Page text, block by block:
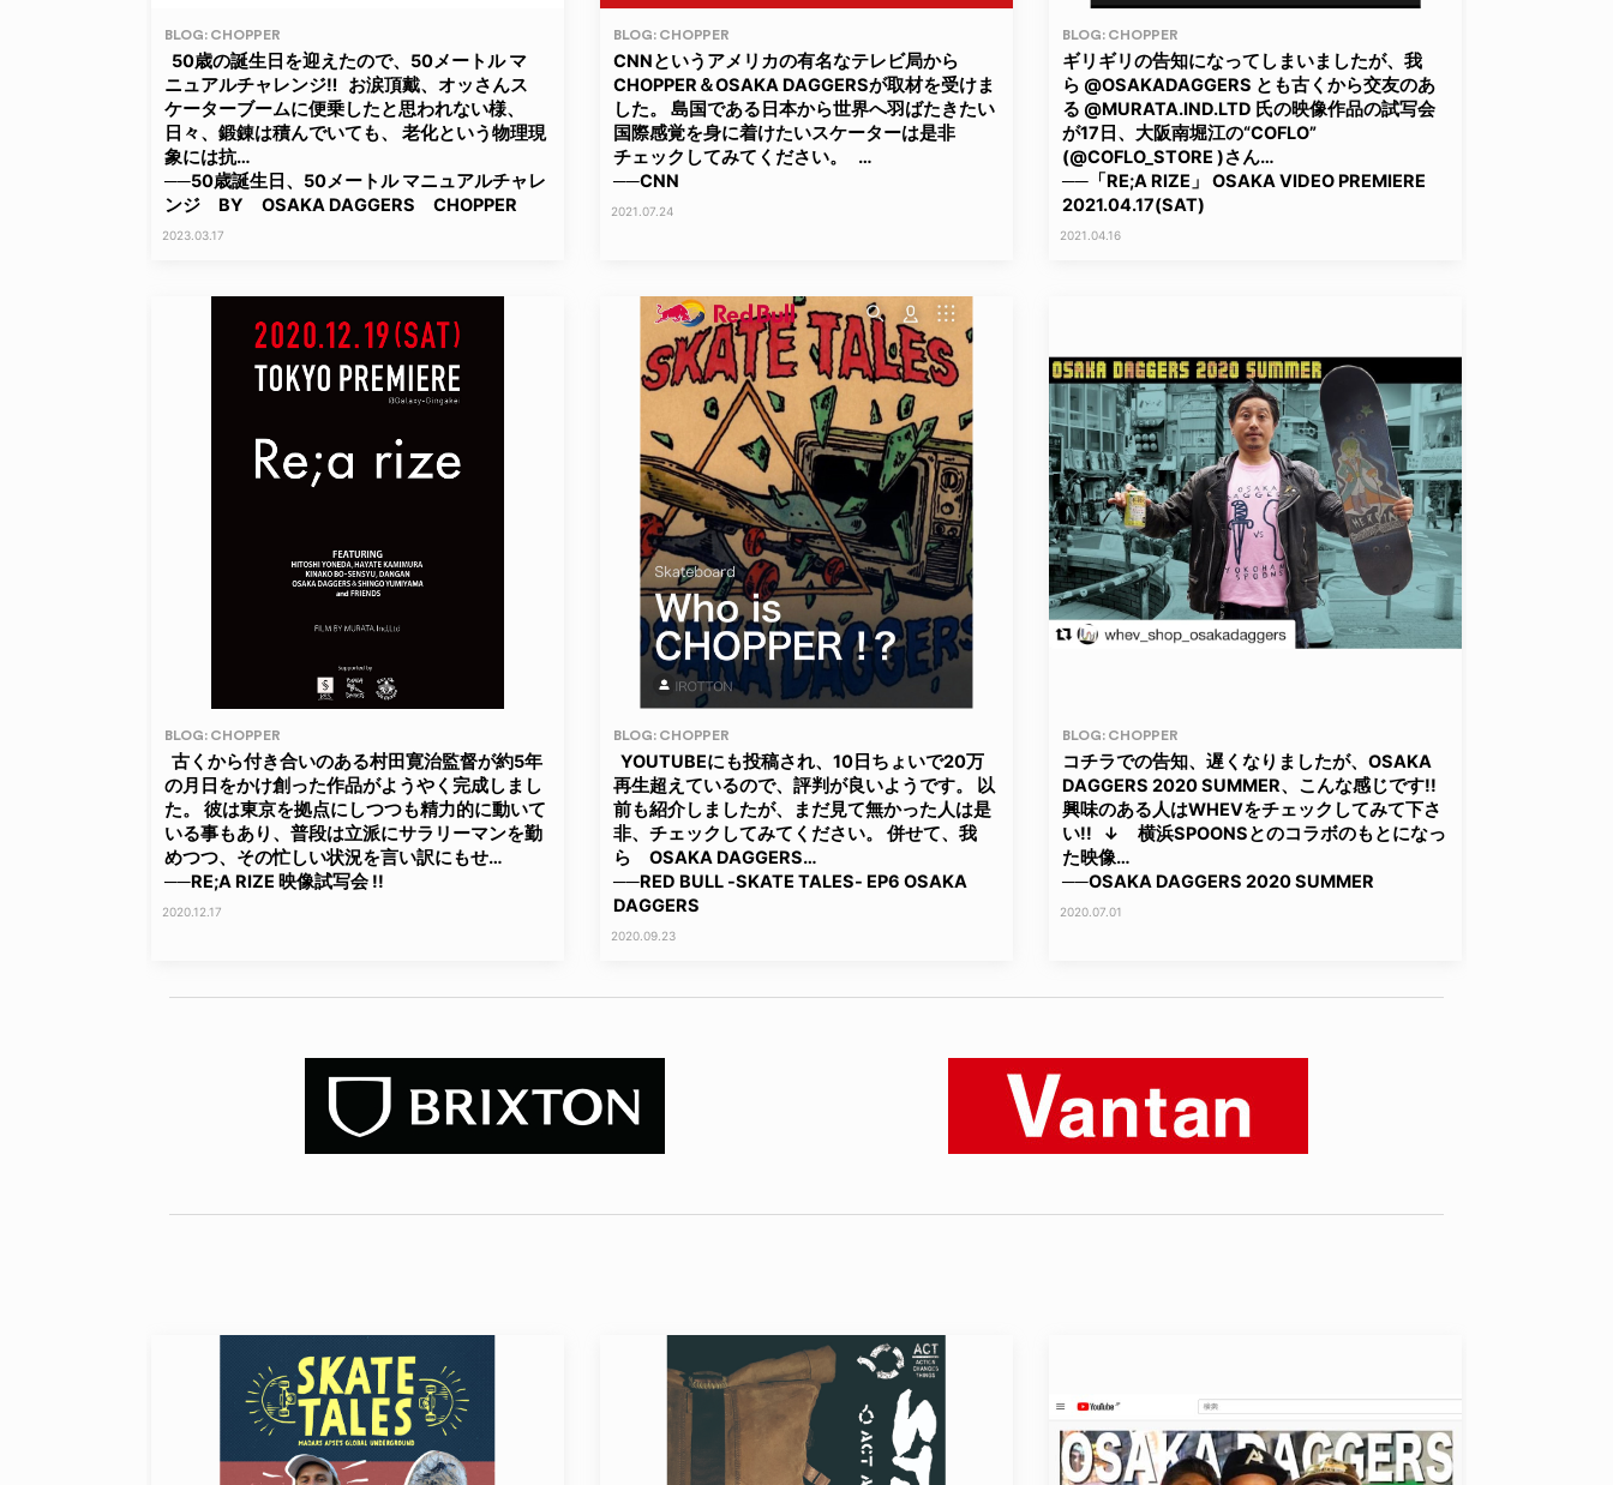
BLOG: CHOPPER
50歳の誕生日を迎えたので、50メートル マ
ニュアルチャレンジ‼ お涙頂戴、オッさんス
ケーターブームに便乗したと思われない様、
日々、鍛錬は積んでいても、 老化という物理現
象には抗…
──50歳誕生日、50メートル マニュアルチャレ
ンジ BY OSAKA DAGGERS CHOPPER
2023.03.17
BLOG: CHOPPER
CNNというアメリカの有名なテレビ局から
CHOPPER＆OSAKA DAGGERSが取材を受けま
した。 島国である日本から世界へ羽ばたきたい
国際感覚を身に着けたいスケーターは是非
チェックしてみてください。 …
──CNN
2021.07.24
BLOG: CHOPPER
ギリギリの告知になってしまいましたが、我
ら @OSAKADAGGERS とも古くから交友のあ
る @MURATA.IND.LTD 氏の映像作品の試写会
が17日、大阪南堀江の“COFLO”
(@COFLO_STORE )さん…
──「RE;A RIZE」 OSAKA VIDEO PREMIERE
2021.04.17(SAT)
2021.04.16
BLOG: CHOPPER
古くから付き合いのある村田寛治監督が約5年
の月日をかけ創った作品がようやく完成しまし
た。 彼は東京を拠点にしつつも精力的に動いて
いる事もあり、普段は立派にサラリーマンを勤
めつつ、その忙しい状況を言い訳にもせ…
──RE;A RIZE 映像試写会 !!
2020.12.17
BLOG: CHOPPER
YOUTUBEにも投稿され、10日ちょいで20万
再生超えているので、評判が良いようです。 以
前も紹介しましたが、まだ見て無かった人は是
非、チェックしてみてください。 併せて、我
ら OSAKA DAGGERS…
──RED BULL -SKATE TALES- EP6 OSAKA
DAGGERS
2020.09.23
BLOG: CHOPPER
コチラでの告知、遅くなりましたが、OSAKA
DAGGERS 2020 SUMMER、こんな感じです!!
興味のある人はWHEVをチェックしてみて下さ
い!! ↓ 横浜SPOONSとのコラボのもとになっ
た映像…
──OSAKA DAGGERS 2020 SUMMER
2020.07.01